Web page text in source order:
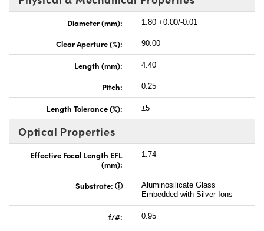
Diameter (mm): 1.80 +0.00/-0.01
Clear Aperture (%): 90.00
Length (mm): 4.40
Pitch: 0.25
Length Tolerance (%): ±5
Optical Properties
Effective Focal Length EFL
(mm):
1.74
Substrate:
Aluminosilicate Glass
Embedded with Silver Ions
f/#: 0.95